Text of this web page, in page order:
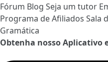
Fórum Blog Seja um tutor
Programa de Afiliados Sala
Gramática
Obtenha nosso Aplicativo